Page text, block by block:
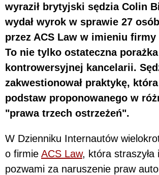
wyraził brytyjski sędzia Colin
wydał wyrok w sprawie 27
przez ACS Law w imieniu firmy
To nie tylko ostateczna porażka
kontrowersyjnej kancelarii.
zakwestionował praktykę,
podstaw proponowanego w
"prawa trzech ostrzeżeń".
W Dzienniku Internautów
o firmie ACS Law, która straszyła
pozwami za naruszenie praw